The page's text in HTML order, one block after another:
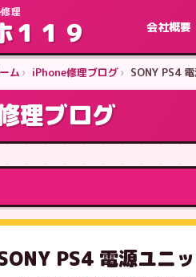
理
１１９ 会社概要
ム iPhone修理ブログ SONY PS4
理ブログ
PS4 電源ユニ